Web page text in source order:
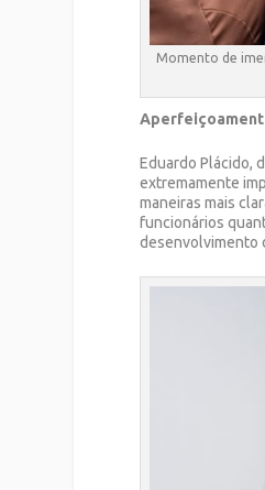
Momento de
Eduardo Plácido,
extremamente
maneiras mais
funcionários
desenvolvimento